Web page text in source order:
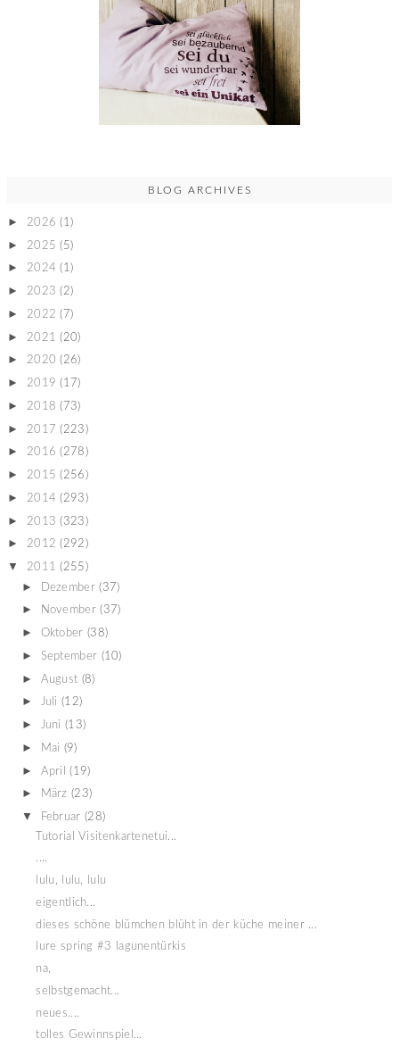
BLOG ARCHIVES
► 2026 (1)
► 2025 (5)
► 2024 (1)
► 2023 (2)
► 2022 (7)
► 2021 (20)
► 2020 (26)
► 2019 (17)
► 2018 (73)
► 2017 (223)
► 2016 (278)
► 2015 (256)
► 2014 (293)
► 2013 (323)
► 2012 (292)
▼ 2011 (255)
► Dezember (37)
► November (37)
► Oktober (38)
► September (10)
► August (8)
► Juli (12)
► Juni (13)
► Mai (9)
► April (19)
► März (23)
▼ Februar (28)
Tutorial Visitenkartenetui...
....
lulu, lulu, lulu
eigentlich...
dieses schöne blümchen blüht in der küche meiner ...
lure spring #3 lagunentürkis
na,
selbstgemacht...
neues....
tolles Gewinnspiel...